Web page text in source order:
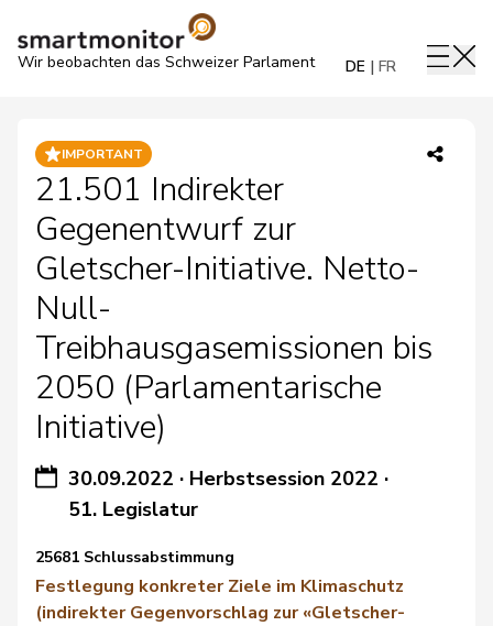
Wir beobachten das Schweizer Parlament DE FR
IMPORTANT
21.501 Indirekter
Gegenentwurf zur
Gletscher-Initiative. Netto-
Null-
Treibhausgasemissionen bis
2050 (Parlamentarische
Initiative)
30.09.2022 · Herbstsession 2022 ·
51. Legislatur
25681 Schlussabstimmung
Festlegung konkreter Ziele im Klimaschutz
(indirekter Gegenvorschlag zur «Gletscher-